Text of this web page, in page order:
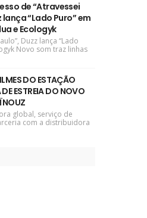
de “Atravessei
lança “Lado Puro” em
e Ecologyk
Duzz lança “Lado
Novo som traz linhas
DO ESTAÇÃO
ESTREIA DO NOVO
global, serviço de
com a distribuidora